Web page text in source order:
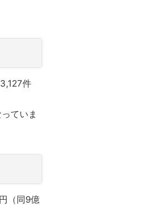
件
ていま
（同9億